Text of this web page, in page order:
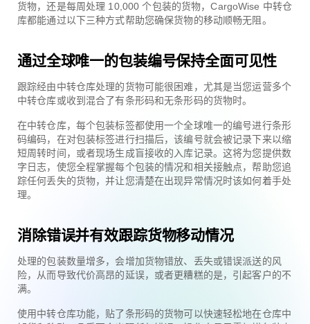
货物，还是每周处理 10,000 个包装的货物，CargoWise 中转仓
库都能通过以下三种方式帮助您确保货物的移动顺畅无阻。
通过全球唯一的包装编号保持全面可见性
跟踪经由中转仓库处理的货物可能很困难，尤其是当您运营多个
中转仓库或收到混合了有条形码和无条形码的货物时。
在中转仓库，每个包装标签都使用一个全球唯一的编号进行条形
码编码，在对包装标签进行扫描后，该编号就会被记录下来以缩
短周转时间，或者现场生成盲接收的入库记录。这将为您提供数
字日志，使您全程掌握每个包装的情况和相关接触点，帮助您追
踪任何丢失的货物，并让您清楚在出现异常情况时该如何着手处
理。
消除错误并有效跟踪货物移动情况
处理的包装数量增多，会增加货物错放、丢失或错误派送的风
险，从而导致代价高昂的延误，或者更糟糕的是，引起客户的不
满。
使用中转仓库功能，贴了条形码的货物可以快速轻松地在仓库中